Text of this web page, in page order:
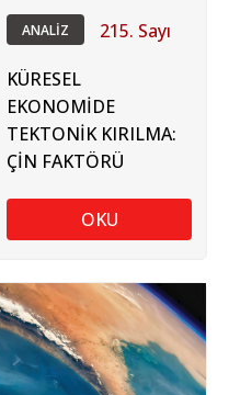
ANALİZ 215. Sayı
KÜRESEL
EKONOMİDE
TEKTONİK KIRILMA:
ÇİN FAKTÖRÜ
OKU